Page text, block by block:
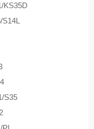
KS35D
S35